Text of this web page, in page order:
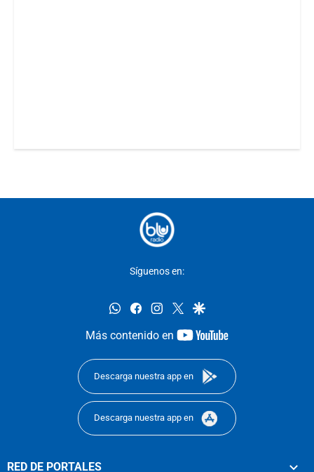
Síguenos en:
whatsappfacebookinstagram
twittergoogle
Más contenido en
youtube-
Descarga nuestra app en
Descarga nuestra app en
RED DE PORTALES